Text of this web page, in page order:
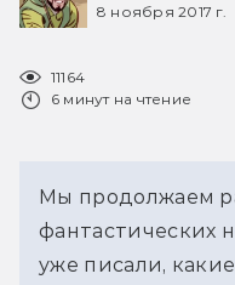
8 ноября 2017 г.
11164
6 минут на чтение
Мы продолжаем
фантастических
уже писали, какие